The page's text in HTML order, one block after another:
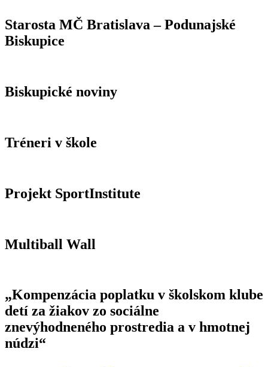
Starosta MČ Bratislava – Podunajské
Biskupice
Biskupické noviny
Tréneri v škole
Projekt SportInstitute
Multiball Wall
„Kompenzácia poplatku v školskom klube
detí za žiakov zo sociálne
znevýhodneného prostredia a v hmotnej
núdzi“